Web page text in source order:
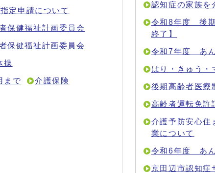
定申請について
保健福祉計画委員会
保健福祉計画委員会
操
まで 介護保険
認知症の家族を
令和8年度 後期
終了】
令和7年度 あん
はり・きゅう・
後期高齢者医療
高齢者運転免許
介護予防安心住
業について
令和6年度 あん
京田辺市認知症